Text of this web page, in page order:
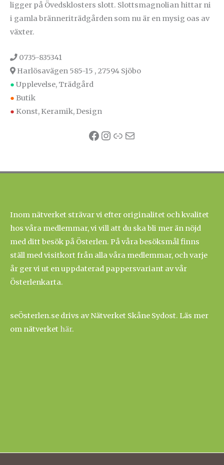
ligger på Övedsklosters slott. Slottsmagnolian hittar ni
i gamla bränneriträdgården som nu är en mysig oas av
växter.
0735-835341
Harlösavägen 585-15 , 27594 Sjöbo
● Upplevelse, Trädgård
● Butik
● Konst, Keramik, Design
Facebook
Instagram
Länk
E-post
Inom nätverket strävar vi efter originalitet och kvalitet
hos våra medlemmar, vi vill att du ska bli mer än nöjd
med ditt besök på Österlen. På våra besöksmål finns
ställ med visitkort från alla våra medlemmar, och varje
år ger vi ut en uppdaterad pappersvariant av vår
Österlenkarta.
seÖsterlen.se drivs av Nätverket Skåne Sydost. Läs mer
om nätverket här.